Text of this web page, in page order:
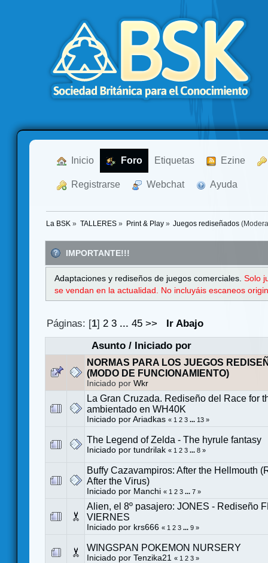
Inicio Foro Etiquetas Ezine
Registrarse Webchat Ayuda
La BSK » TALLERES» Print & Play» Juegos rediseñados
IMPORTANTE!!!
Adaptaciones y rediseños de juegos comerciales.Solo
se vendan en la actualidad. No incluyáis escaneos
Páginas: [1] 2 3 ...45 >>
Ir Abajo
Asunto/ Iniciado por
NORMAS PARA LOS JUEGOS
(MODO DE FUNCIONAMIENTO)
Iniciado por Wkr
La Gran Cruzada. Rediseño del Race for
ambientado en WH40K
Iniciado por Ariadkas « 1 2 3 ... 13 »
The Legend of Zelda - The hyrule fantasy
Iniciado por tundrilak « 1 2 3 ... 8 »
Buffy Cazavampiros: After the Hellmouth
After the Virus)
Iniciado por Manchi « 1 2 3 ... 7 »
Alien, el 8º pasajero: JONES - Rediseño
VIERNES
Iniciado por krs666 « 1 2 3 ... 9 »
WINGSPAN POKEMON NURSERY
Iniciado por Tenzika21 « 1 2 3 »